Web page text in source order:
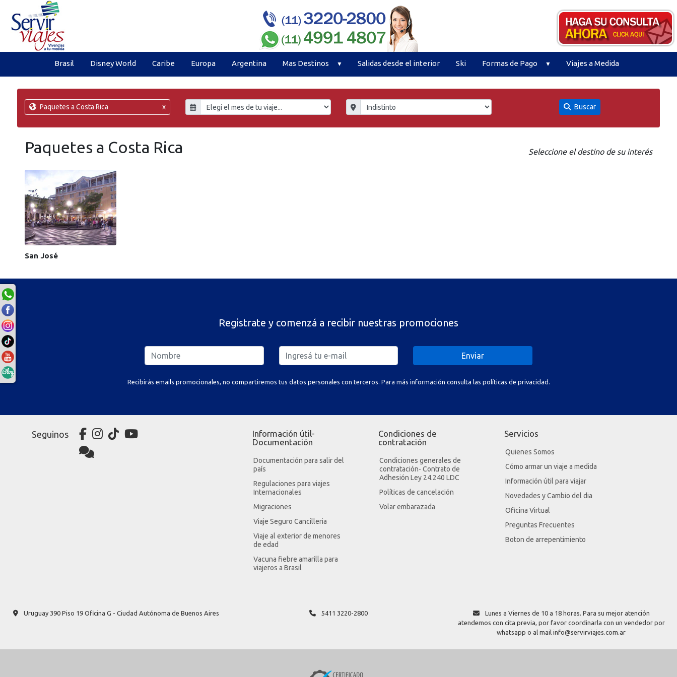
Brasil Disney World Caribe Europa Argentina Mas Destinos Salidas desde el interior Ski Formas de Pago Viajes a Medida
Paquetes a Costa Rica x Buscar
Paquetes a Costa Rica Seleccione el destino de su interés
San José
Registrate y comenzá a recibir nuestras promociones
Enviar
Recibirás emails promocionales, no compartiremos tus datos personales con terceros. Para más información consulta las políticas de privacidad.
Seguinos
Información útil-
Documentación
Documentación para salir del
país
Regulaciones para viajes
Internacionales
Migraciones
Viaje Seguro Cancilleria
Viaje al exterior de menores
de edad
Vacuna fiebre amarilla para
viajeros a Brasil
Condiciones de
contratación
Condiciones generales de
contratación- Contrato de
Adhesión Ley 24.240 LDC
Políticas de cancelación
Volar embarazada
Servicios
Quienes Somos
Cómo armar un viaje a medida
Información útil para viajar
Novedades y Cambio del dia
Oficina Virtual
Preguntas Frecuentes
Boton de arrepentimiento
Uruguay 390 Piso 19 Oficina G - Ciudad Autónoma de Buenos Aires 5411 3220-2800
Lunes a Viernes de 10 a 18 horas. Para su mejor atención
atendemos con cita previa, por favor coordinarla con un vendedor por
whatsapp o al mail info@servirviajes.com.ar